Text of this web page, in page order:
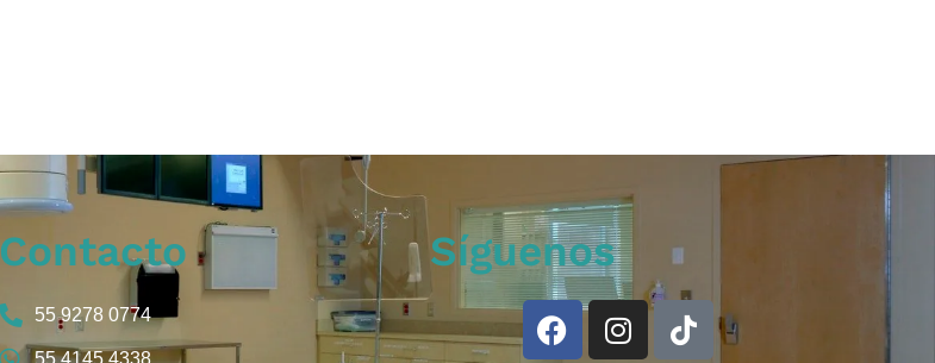
Contacto
55 9278 0774
Síguenos